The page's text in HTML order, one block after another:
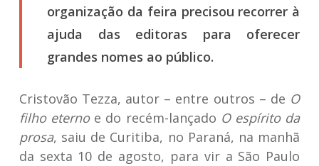
organização da feira precisou recorrer à
ajuda das editoras para oferecer
grandes nomes ao público.
Cristovão Tezza, autor – entre outros – de O
filho eterno e do recém-lançado O espírito da
prosa, saiu de Curitiba, no Paraná, na manhã
da sexta 10 de agosto, para vir a São Paulo